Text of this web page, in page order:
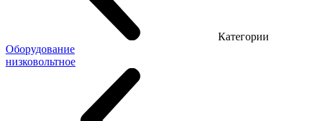
Категории
Оборудование
низковольтное